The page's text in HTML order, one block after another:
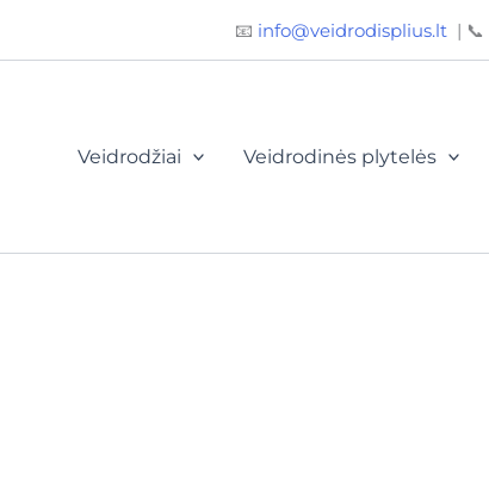
📧 info@veidrodisplius.lt | 📞
Veidrodžiai Veidrodinės plytelės